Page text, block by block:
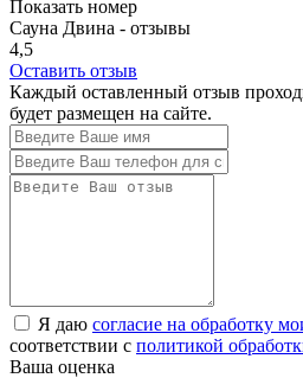
Показать номер
Сауна Двина - отзывы
4,5
Оставить отзыв
Каждый оставленный отзыв
будет размещен на сайте.
Я даю согласие на обработку
соответствии с политикой
Ваша оценка